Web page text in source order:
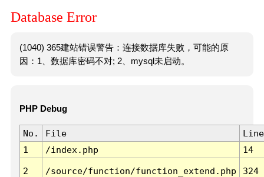
Database Error
(1040) 365建站错误警告：连接数据库失败，可能的原
因：1、数据库密码不对; 2、mysql未启动。
PHP Debug
No. File
Line
1
/index.php 14
2 /source/function/function_extend.php 324